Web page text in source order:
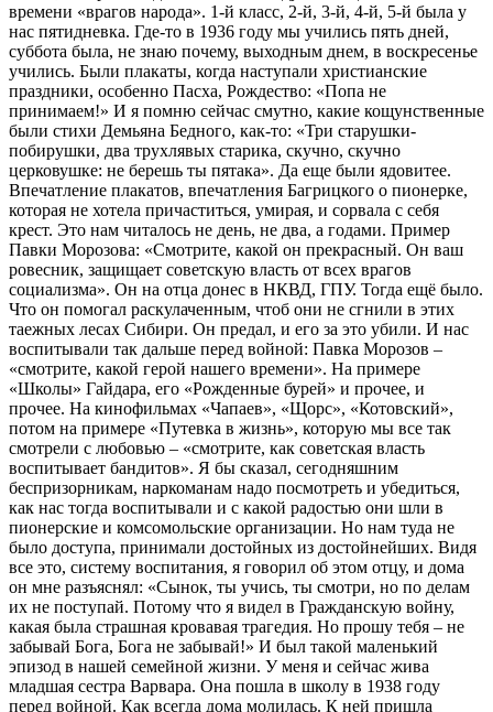
времени «врагов народа». 1-й класс, 2-й, 3-й, 4-й, 5-й была у
нас пятидневка. Где-то в 1936 году мы учились пять дней,
суббота была, не знаю почему, выходным днем, в воскресенье
учились. Были плакаты, когда наступали христианские
праздники, особенно Пасха, Рождество: «Попа не
принимаем!» И я помню сейчас смутно, какие кощунственные
были стихи Демьяна Бедного, как-то: «Три старушки-
побирушки, два трухлявых старика, скучно, скучно
церковушке: не берешь ты пятака». Да еще были ядовитее.
Впечатление плакатов, впечатления Багрицкого о пионерке,
которая не хотела причаститься, умирая, и сорвала с себя
крест. Это нам читалось не день, не два, а годами. Пример
Павки Морозова: «Смотрите, какой он прекрасный. Он ваш
ровесник, защищает советскую власть от всех врагов
социализма». Он на отца донес в НКВД, ГПУ. Тогда ещё было.
Что он помогал раскулаченным, чтоб они не сгнили в этих
таежных лесах Сибири. Он предал, и его за это убили. И нас
воспитывали так дальше перед войной: Павка Морозов –
«смотрите, какой герой нашего времени». На примере
«Школы» Гайдара, его «Рожденные бурей» и прочее, и
прочее. На кинофильмах «Чапаев», «Щорс», «Котовский»,
потом на примере «Путевка в жизнь», которую мы все так
смотрели с любовью – «смотрите, как советская власть
воспитывает бандитов». Я бы сказал, сегодняшним
беспризорникам, наркоманам надо посмотреть и убедиться,
как нас тогда воспитывали и с какой радостью они шли в
пионерские и комсомольские организации. Но нам туда не
было доступа, принимали достойных из достойнейших. Видя
все это, систему воспитания, я говорил об этом отцу, и дома
он мне разъяснял: «Сынок, ты учись, ты смотри, но по делам
их не поступай. Потому что я видел в Гражданскую войну,
какая была страшная кровавая трагедия. Но прошу тебя – не
забывай Бога, Бога не забывай!» И был такой маленький
эпизод в нашей семейной жизни. У меня и сейчас жива
младшая сестра Варвара. Она пошла в школу в 1938 году
перед войной. Как всегда дома молилась. К ней пришла